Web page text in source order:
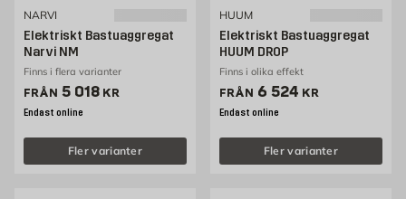
NARVI
Elektriskt Bastuaggregat
Narvi NM
Finns i flera varianter
FRÅN Pris 5018 kr
5 018 KR
Endast online
Fler varianter
HUUM
Elektriskt Bastuaggregat
HUUM DROP
Finns i olika effekt
FRÅN Pris 6524 kr
6 524 KR
Endast online
Fler varianter